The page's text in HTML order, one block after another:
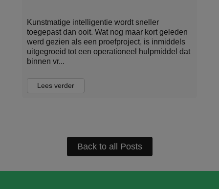
AirPlus International en Kresus Technologies
kondigen vandaag, ondersteund door
Mastercard, een nieuwe samenwerking aan,
om Europese bedrijven te helpen meer inzicht
en controle te krijgen o...
Lees verder
Back to all Posts